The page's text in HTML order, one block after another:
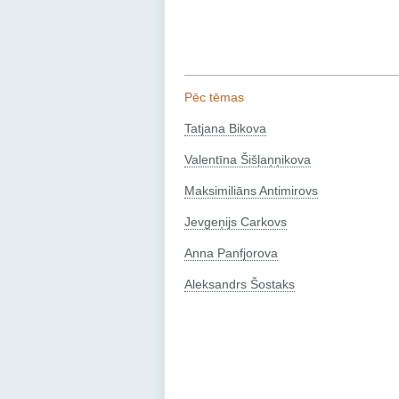
Pēc tēmas
Tatjana Bikova
Valentīna Šišļaņņikova
Maksimiliāns Antimirovs
Jevgeņijs Carkovs
Anna Panfjorova
Aleksandrs Šostaks